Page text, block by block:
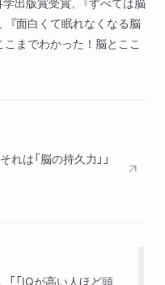
『面白くて眠れなくなる脳
こまでわかった！脳とここ
は「脳の持久力」」
「IQが高い人ほど頭